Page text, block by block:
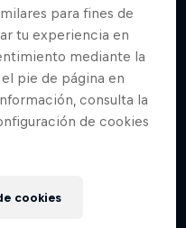
para fines de
tu experiencia en
mediante la
pie de página en
consulta la
de cookies
cookies